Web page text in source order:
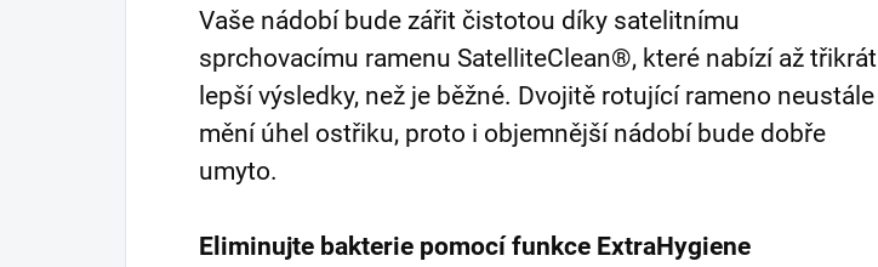
Vaše nádobí bude zářit čistotou díky satelitnímu
sprchovacímu ramenu SatelliteClean®, které nabízí až třikrát
lepší výsledky, než je běžné. Dvojitě rotující rameno neustále
mění úhel ostřiku, proto i objemnější nádobí bude dobře
umyto.
Eliminujte bakterie pomocí funkce ExtraHygiene